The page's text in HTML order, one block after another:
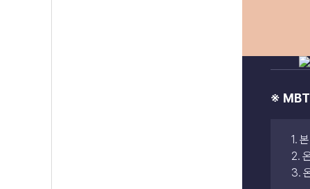
※
1.
2.
3.